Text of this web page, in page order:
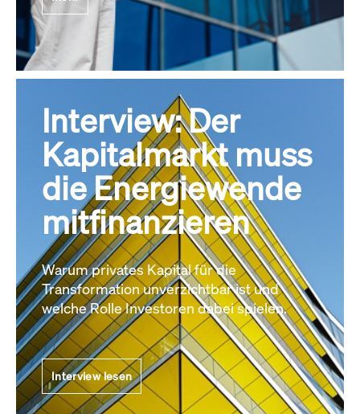
Interview: Der
Kapitalmarkt muss
die Energiewende
mitfinanzieren
Warum privates Kapital für die
Transformation unverzichtbar ist und
welche Rolle Investoren dabei spielen.
Interview lesen